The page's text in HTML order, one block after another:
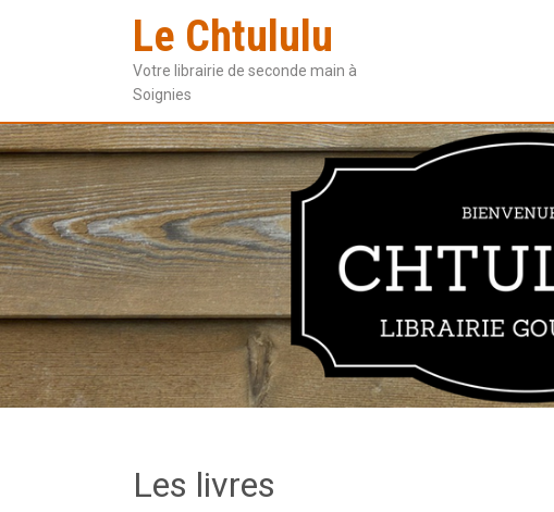
Le Chtululu
Votre librairie de seconde main à
Soignies
Les livres